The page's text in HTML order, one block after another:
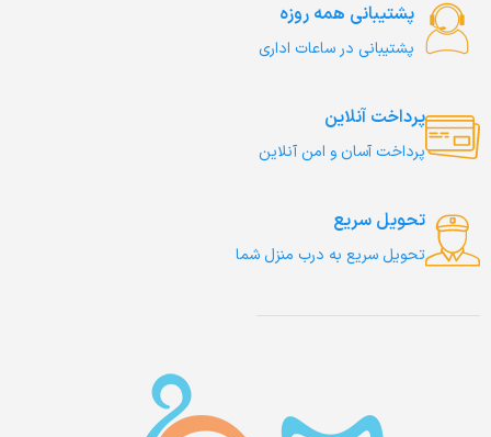
پشتیبانی همه روزه
پشتیبانی در ساعات اداری
پرداخت آنلاین
پرداخت آسان و امن آنلاین
تحویل سریع
تحویل سریع به درب منزل شما